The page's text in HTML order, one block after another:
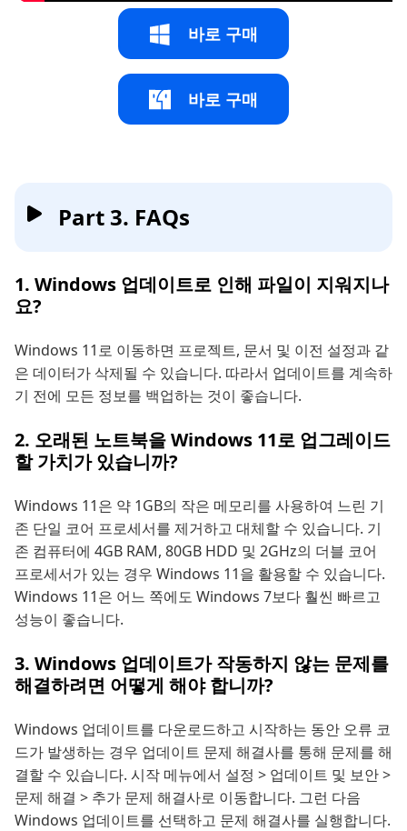
바로 구매
바로 구매
Part 3. FAQs
1. Windows 업데이트로 인해 파일이 지워지나
요?
Windows 11로 이동하면 프로젝트, 문서 및 이전 설정과 같
은 데이터가 삭제될 수 있습니다. 따라서 업데이트를 계속하
기 전에 모든 정보를 백업하는 것이 좋습니다.
2. 오래된 노트북을 Windows 11로 업그레이드
할 가치가 있습니까?
Windows 11은 약 1GB의 작은 메모리를 사용하여 느린 기
존 단일 코어 프로세서를 제거하고 대체할 수 있습니다. 기
존 컴퓨터에 4GB RAM, 80GB HDD 및 2GHz의 더블 코어
프로세서가 있는 경우 Windows 11을 활용할 수 있습니다.
Windows 11은 어느 쪽에도 Windows 7보다 훨씬 빠르고
성능이 좋습니다.
3. Windows 업데이트가 작동하지 않는 문제를
해결하려면 어떻게 해야 합니까?
Windows 업데이트를 다운로드하고 시작하는 동안 오류 코
드가 발생하는 경우 업데이트 문제 해결사를 통해 문제를 해
결할 수 있습니다. 시작 메뉴에서 설정 > 업데이트 및 보안 >
문제 해결 > 추가 문제 해결사로 이동합니다. 그런 다음
Windows 업데이트를 선택하고 문제 해결사를 실행합니다.